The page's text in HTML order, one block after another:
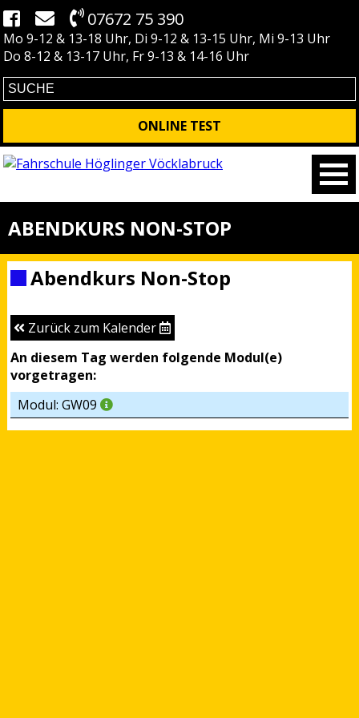
07672 75 390
Mo 9-12 & 13-18 Uhr, Di 9-12 & 13-15 Uhr, Mi 9-13 Uhr
Do 8-12 & 13-17 Uhr, Fr 9-13 & 14-16 Uhr
ONLINE TEST
ABENDKURS NON-STOP
Abendkurs Non-Stop
Zurück zum Kalender
An diesem Tag werden folgende Modul(e)
vorgetragen:
Modul: GW09